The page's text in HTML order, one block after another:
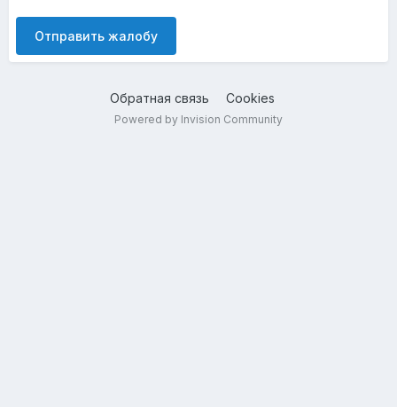
Отправить жалобу
Обратная связь Cookies
Powered by Invision Community